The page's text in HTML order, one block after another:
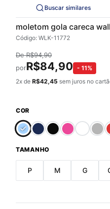
Buscar similares
moletom gola careca
Código: WLK-11772
DeR$94,90
porR$84,90 - 11%
2x de R$42,45 sem juros no
COR
TAMANHO
P M G